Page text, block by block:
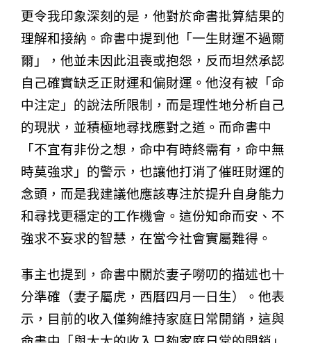
更令我印象深刻的是，他對於命書批算結果的
理解和接納。命書中提到他「一生財運不過爾
爾」，他並未因此沮喪或抱怨，反而坦然承認
自己確實缺乏正財運和偏財運。他沒有被「命
中注定」的說法所限制，而是理性地分析自己
的現狀，並積極地尋找應對之道。而命書中
「不宜有非份之想，命中有時終需有，命中無
時莫強求」的警示，也讓他打消了催旺財運的
念頭，而是我建議他應該專注於提升自身能力
和尋找更穩定的工作機會。這份知命而安、不
強求不妄求的智慧，在當今社會實屬難得。
事主也提到，命書中關於妻子嘮叨的描述也十
分準確（妻子屬虎，西曆四月一日生）。他表
示，目前的收入僅夠維持家庭日常開銷，這與